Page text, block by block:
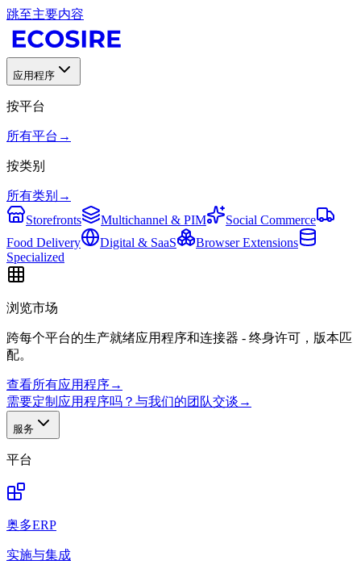
跳至主要内容
应用程序
按平台
所有平台 →
按类别
所有类别 →
Storefronts
Multichannel & PIM
Social Commerce
Food Delivery
Digital & SaaS
Browser Extensions
Specialized
浏览市场
跨每个平台的生产就绪应用程序和连接器 - 终身许可，版本匹
配。
查看所有应用程序→
需要定制应用程序吗？与我们的团队交谈 →
服务
平台
奥多ERP
实施与集成